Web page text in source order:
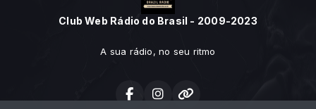
Club Web Rádio do Brasil - 2009-2023
A sua rádio, no seu ritmo